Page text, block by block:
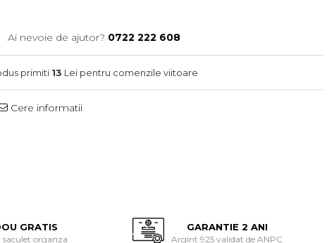
Ai nevoie de ajutor? 0722 222 608
primiti 13 Lei pentru comenzile viitoare
Cere informatii
GRATIS
organza
GARANTIE 2 ANI
Argint 925 validat de ANPC